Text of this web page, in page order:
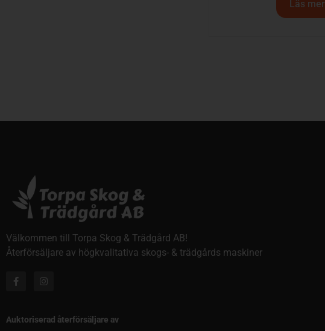
Läs mer
Välkommen till Torpa Skog & Trädgård AB!
Återförsäljare av högkvalitativa skogs- & trädgårds maskiner
Auktoriserad återförsäljare av